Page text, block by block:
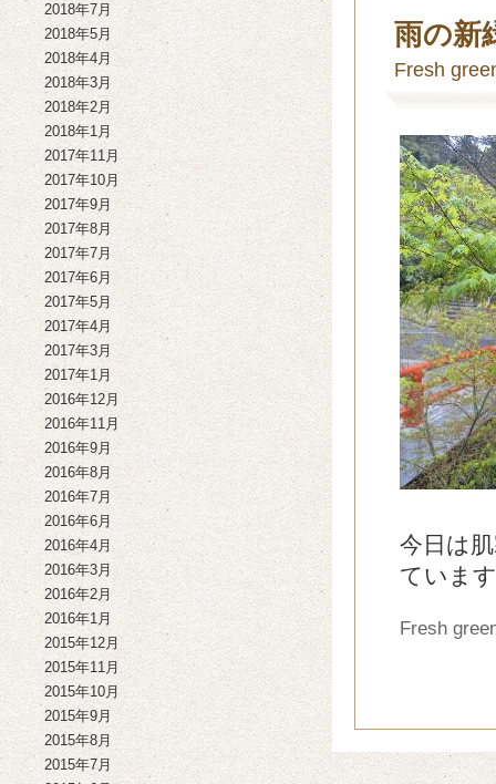
2018年7月
2018年5月
2018年4月
2018年3月
2018年2月
2018年1月
2017年11月
2017年10月
2017年9月
2017年8月
2017年7月
2017年6月
2017年5月
2017年4月
2017年3月
2017年1月
2016年12月
2016年11月
2016年9月
2016年8月
2016年7月
2016年6月
2016年4月
2016年3月
2016年2月
2016年1月
2015年12月
2015年11月
2015年10月
2015年9月
2015年8月
2015年7月
雨の新
Fresh
今日は
ていま
Fresh